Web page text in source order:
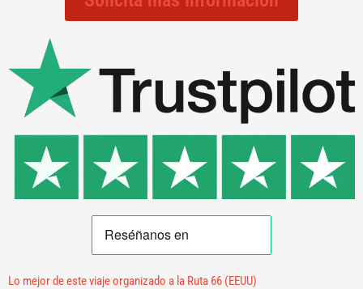
Lo mejor de este viaje organizado a la Ruta 66 (EEUU)